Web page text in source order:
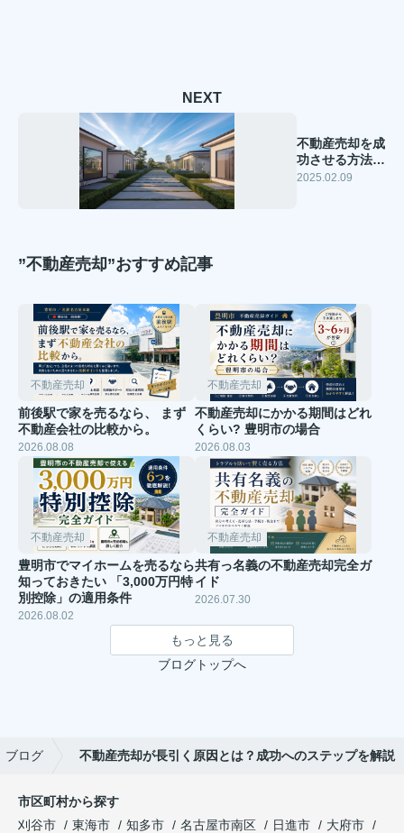
NEXT
不動産売却を成
功させる方法と
は？基本知識を
2025.02.09
”不動産売却”おすすめ記事
不動産売却
前後駅で家を売るなら、 まず
不動産会社の比較から。
2026.08.08
不動産売却
不動産売却にかかる期間はどれ
くらい? 豊明市の場合
2026.08.03
不動産売却
豊明市でマイホームを売るなら
知っておきたい 「3,000万円特
別控除」の適用条件
2026.08.02
不動産売却
共有っ名義の不動産売却完全ガ
イド
2026.07.30
もっと見る
ブログトップへ
ブログ 不動産売却が長引く原因とは？成功へのステップを解説
市区町村から探す
刈谷市
東海市 知多市 名古屋市南区 日進市
大府市